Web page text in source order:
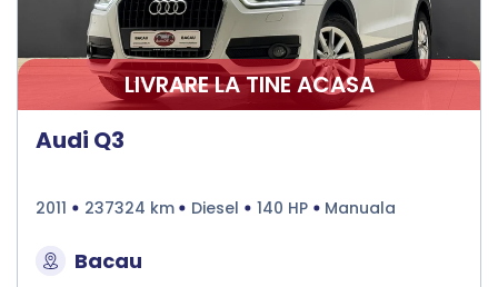
LIVRARE LA TINE ACASA
Audi Q3
2011 237324 km Diesel 140 HP Manuala
Bacau